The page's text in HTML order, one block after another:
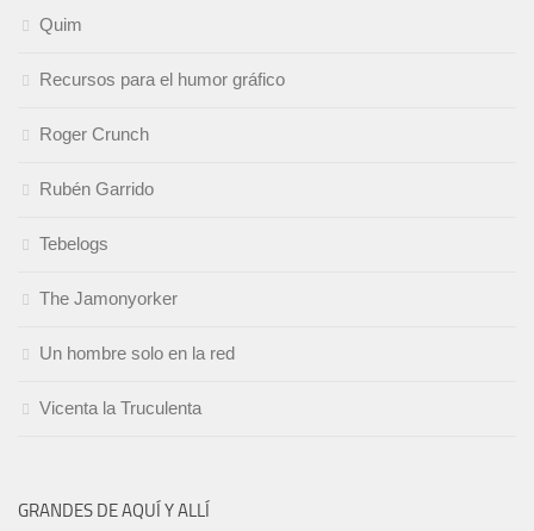
Quim
Recursos para el humor gráfico
Roger Crunch
Rubén Garrido
Tebelogs
The Jamonyorker
Un hombre solo en la red
Vicenta la Truculenta
GRANDES DE AQUÍ Y ALLÍ